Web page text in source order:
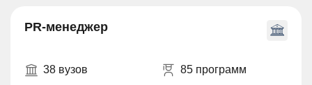
PR-менеджер
38 вузов 85 программ